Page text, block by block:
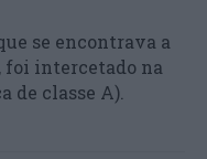
se encontrava a
foi intercetado na
de classe A).